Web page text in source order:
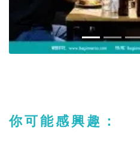
你可能感興趣：